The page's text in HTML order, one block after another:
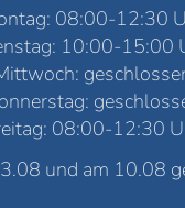
08:00-12:30
10:00-15:00
08:00-12:30
und am 10.08